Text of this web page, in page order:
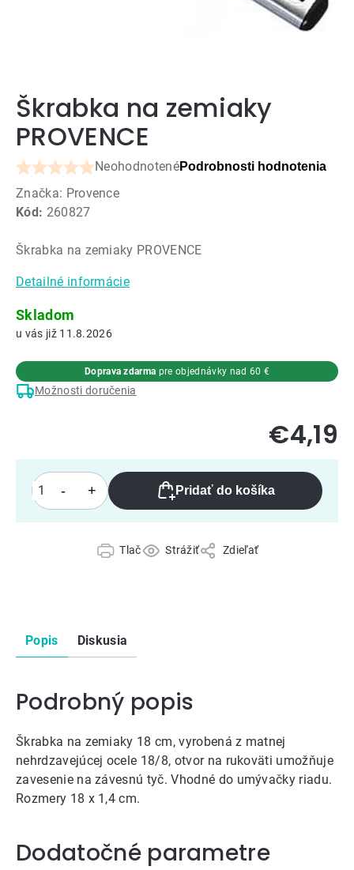
Škrabka na zemiaky
PROVENCE
Kód: 260827
Priemerné
hodnotenie
produktu
0,0
5
hviezdičiek.
NeohodnotenéPodrobnosti hodnotenia
Značka: Provence
Pridať do košíka
Škrabka na zemiaky PROVENCE
Detailné informácie
Tlač Strážiť Zdieľať
Skladom
11.8.2026
Možnosti doručenia
Doprava zdarma pre objednávky nad 60 €
€4,19
Popis Diskusia
Podrobný popis
Škrabka na zemiaky 18 cm, vyrobená z matnej
nehrdzavejúcej ocele 18/8, otvor na rukoväti umožňuje
zavesenie na závesnú tyč. Vhodné do umývačky riadu.
Rozmery 18 x 1,4 cm.
Dodatočné parametre